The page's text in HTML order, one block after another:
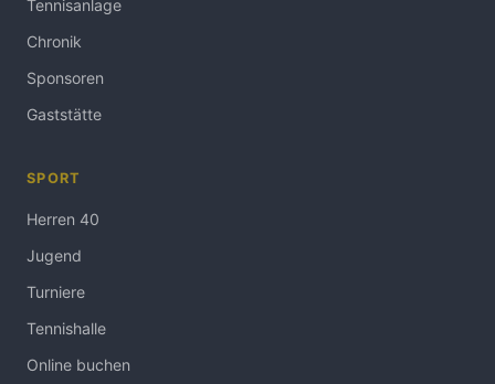
Tennisanlage
Chronik
Sponsoren
Gaststätte
SPORT
Herren 40
Jugend
Turniere
Tennishalle
Online buchen